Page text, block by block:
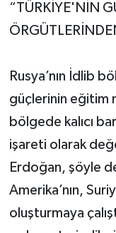
“TÜRKİYE'NİN
Rusya’nın İdlib
güçlerinin eğitim
bölgede kalıcı
işareti olarak
Erdoğan, şöyle
Amerika’nın,
oluşturmaya